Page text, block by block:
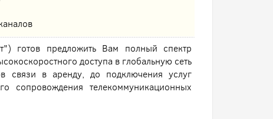
готов предложить Вам полный спектр
доступа в глобальную сеть
связи в аренду, до подключения услуг
сопровождения телекоммуникационных